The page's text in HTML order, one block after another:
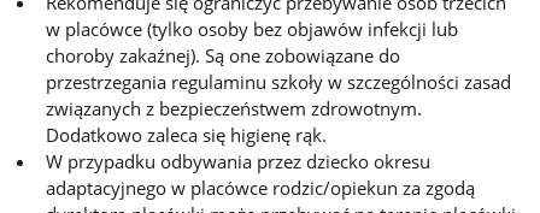
w placówce (tylko osoby bez objawów infekcji lub
choroby zakaźnej). Są one zobowiązane do
przestrzegania regulaminu szkoły w szczególności zasad
związanych z bezpieczeństwem zdrowotnym.
Dodatkowo zaleca się higienę rąk.
W przypadku odbywania przez dziecko okresu
adaptacyjnego w placówce rodzic/opiekun za zgodą